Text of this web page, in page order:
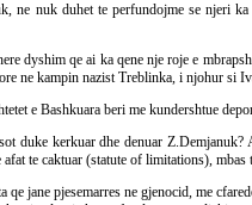
ne nuk duhet te perfundojme se njeri
dyshim qe ai ka qene nje roje e
ne kampin nazist Treblinka, i njohur si
e Bashkuara beri me kundershtue
duke kerkuar dhe denuar
te caktuar (statute of limitations),
jane pjesemarres ne gjenocid, me